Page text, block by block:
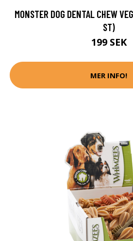
MONSTER DOG DENTAL CHEW
ST)
199 SEK
MER INFO!